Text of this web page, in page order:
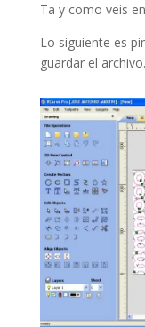
Ta y como veis
Lo siguiente es
guardar el archivo.